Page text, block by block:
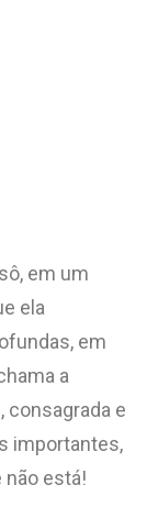
em um
ela
em
a
consagrada e
importantes,
não está!